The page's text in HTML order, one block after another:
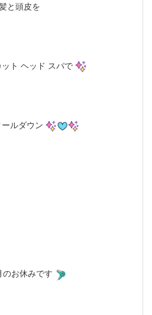
と頭皮を
ット ヘッド スパで
ールダウン
のお休みです